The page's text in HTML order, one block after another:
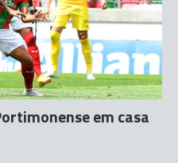
em casa